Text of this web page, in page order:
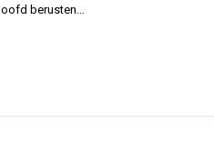
berusten…